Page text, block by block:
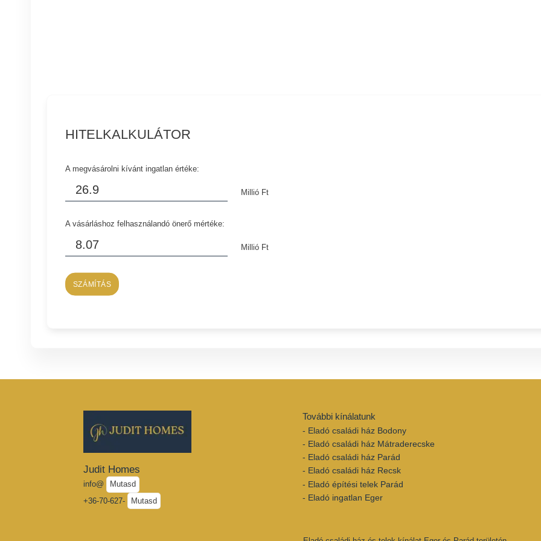
HITELKALKULÁTOR
A megvásárolni kívánt ingatlan értéke:
Millió Ft
A vásárláshoz felhasználandó önerő mértéke:
Millió Ft
SZÁMÍTÁS
Judit Homes
info@
Mutasd
+36-70-627-
Mutasd
További kínálatunk
- Eladó családi ház Bodony
- Eladó családi ház Mátraderecske
- Eladó családi ház Parád
- Eladó családi ház Recsk
- Eladó építési telek Parád
- Eladó ingatlan Eger